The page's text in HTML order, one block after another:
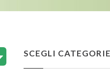
SCEGLI CATEGORIE